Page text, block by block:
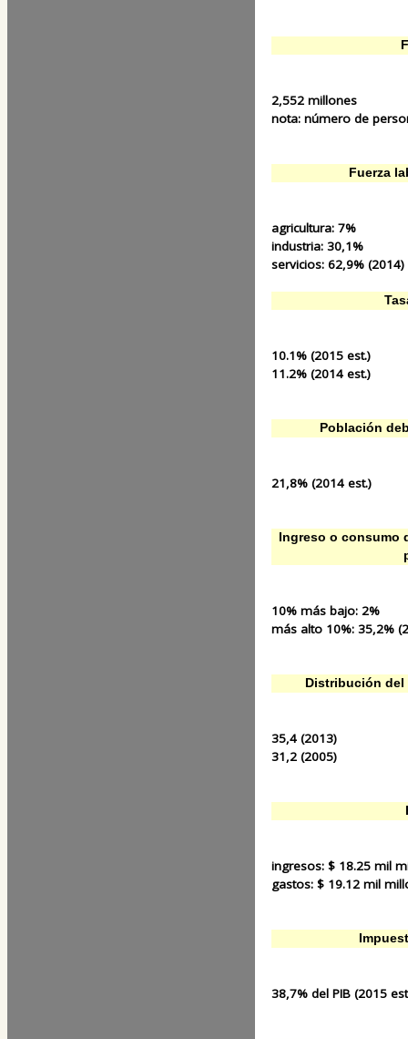
2,552 millones
nota: número de
Fuerza
agricultura: 7%
industria: 30,1%
servicios: 62,9% (2014)
10.1% (2015 est.)
11.2% (2014 est.)
Población
21,8% (2014 est.)
Ingreso o consumo
10% más bajo: 2%
más alto 10%: 35,2%
Distribución
35,4 (2013)
31,2 (2005)
ingresos: $ 18.25 mil
gastos: $ 19.12 mil
38,7% del PIB (2015